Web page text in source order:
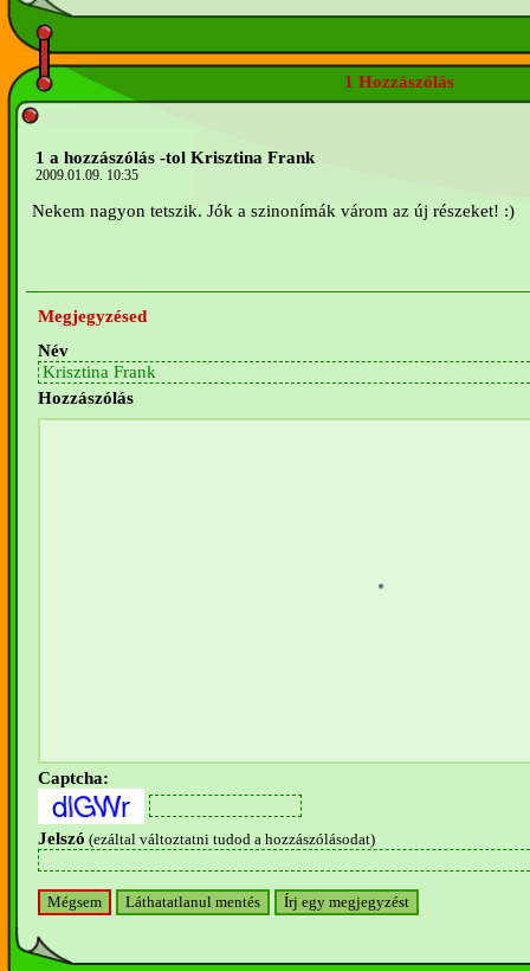
1 Hozzászólás
1 a hozzászólás -tol Krisztina Frank
2009.01.09. 10:35
Nekem nagyon tetszik. Jók a szinonímák várom az új részeket! :)
Megjegyzésed
Név
Hozzászólás
Captcha:
Jelszó (ezáltal változtatni tudod a hozzászólásodat)